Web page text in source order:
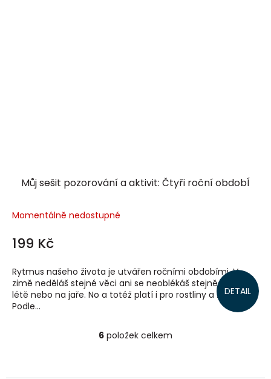
Můj sešit pozorování a aktivit: Čtyři roční obdobÍ
Momentálně nedostupné
199 Kč
DETAIL
Rytmus našeho života je utvářen ročními obdobími. V
zimě neděláš stejné věci ani se neoblékáš stejně jako v
létě nebo na jaře. No a totéž platí i pro rostliny a zvířata!
Podle...
O
6 položek celkem